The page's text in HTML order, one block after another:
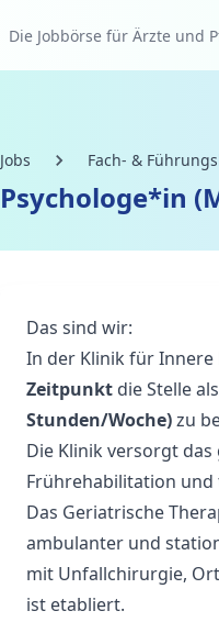
Die Jobbörse für Ärzte und
Jobs Fach- &
Psychologe*in
Das sind wir:
In der Klinik für
Zeitpunkt die Stelle als
Stunden/Woche)zu
Die Klinik versorgt
Frührehabilitation
Das Geriatrische
ambulanter und
mit Unfallchirurgie,
ist etabliert.